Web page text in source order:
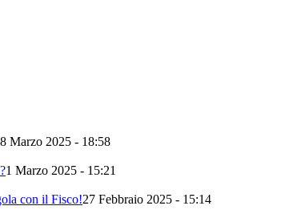
Marzo 2025 - 18:58
1 Marzo 2025 - 15:21
con il Fisco!27 Febbraio 2025 - 15:14